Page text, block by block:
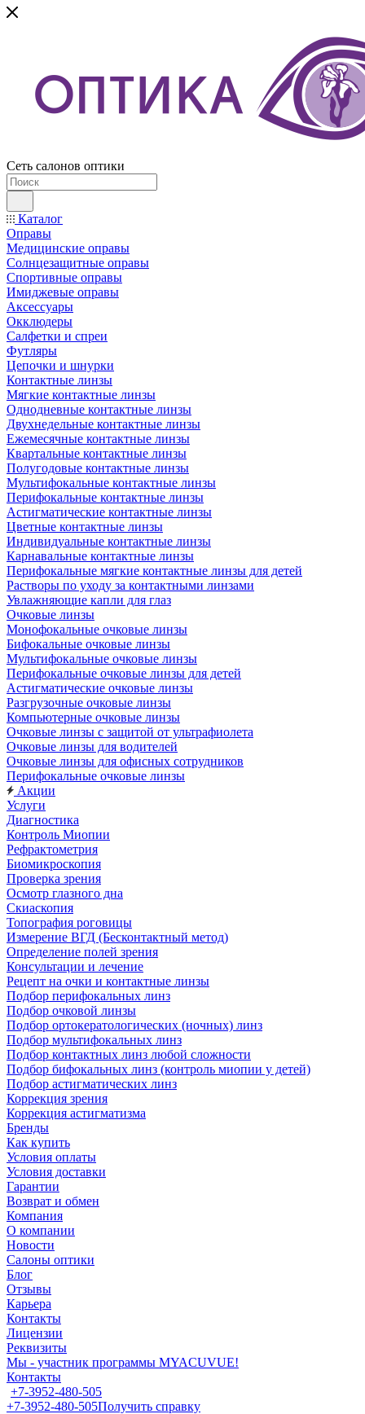
Сеть салонов оптики
Каталог
Оправы
Медицинские оправы
Солнцезащитные оправы
Спортивные оправы
Имиджевые оправы
Аксессуары
Окклюдеры
Салфетки и спреи
Футляры
Цепочки и шнурки
Контактные линзы
Мягкие контактные линзы
Однодневные контактные линзы
Двухнедельные контактные линзы
Ежемесячные контактные линзы
Квартальные контактные линзы
Полугодовые контактные линзы
Мультифокальные контактные линзы
Перифокальные контактные линзы
Астигматические контактные линзы
Цветные контактные линзы
Индивидуальные контактные линзы
Карнавальные контактные линзы
Перифокальные мягкие контактные линзы для детей
Растворы по уходу за контактными линзами
Увлажняющие капли для глаз
Очковые линзы
Монофокальные очковые линзы
Бифокальные очковые линзы
Мультифокальные очковые линзы
Перифокальные очковые линзы для детей
Астигматические очковые линзы
Разгрузочные очковые линзы
Компьютерные очковые линзы
Очковые линзы с защитой от ультрафиолета
Очковые линзы для водителей
Очковые линзы для офисных сотрудников
Перифокальные очковые линзы
Акции
Услуги
Диагностика
Контроль Миопии
Рефрактометрия
Биомикроскопия
Проверка зрения
Осмотр глазного дна
Скиаскопия
Топография роговицы
Измерение ВГД (Бесконтактный метод)
Определение полей зрения
Консультации и лечение
Рецепт на очки и контактные линзы
Подбор перифокальных линз
Подбор очковой линзы
Подбор ортокератологических (ночных) линз
Подбор мультифокальных линз
Подбор контактных линз любой сложности
Подбор бифокальных линз (контроль миопии у детей)
Подбор астигматических линз
Коррекция зрения
Коррекция астигматизма
Бренды
Как купить
Условия оплаты
Условия доставки
Гарантии
Возврат и обмен
Компания
О компании
Новости
Салоны оптики
Блог
Отзывы
Карьера
Контакты
Лицензии
Реквизиты
Мы - участник программы MYACUVUE!
Контакты
+7-3952-480-505
+7-3952-480-505Получить справку